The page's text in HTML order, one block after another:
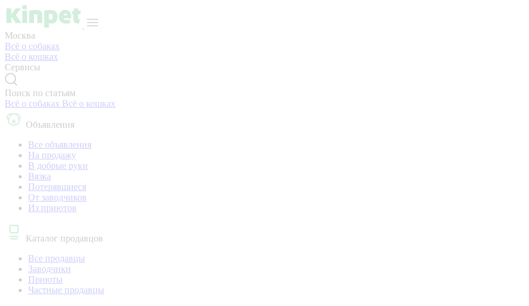
Москва
Всё о собаках
Всё о кошках
Сервисы
Поиск по статьям
Всё о собаках Всё о кошках
Объявления
Все объявления
На продажу
В добрые руки
Вязка
Потерявшиеся
От заводчиков
Из приютов
Каталог продавцов
Все продавцы
Заводчики
Приюты
Частные продавцы